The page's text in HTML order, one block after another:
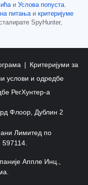
и Услова попуста.
питањаи критеријуме
SpyHunter,
Критеријуми за
услови и одредбе
РегХунтер-а
Флоор, Дублин 2
Лимитед по
597114.
Аппле Инц.,